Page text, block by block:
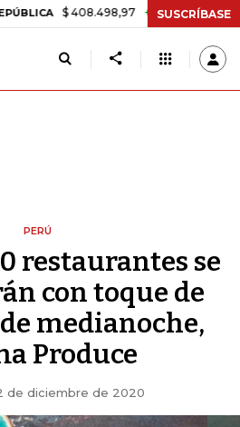
$ 408.498,97 +$ 8.753,81 +2,19%
SUSCRÍBASE
PERÚ
restaurantes se
con toque de
medianoche,
Produce
de diciembre de 2020